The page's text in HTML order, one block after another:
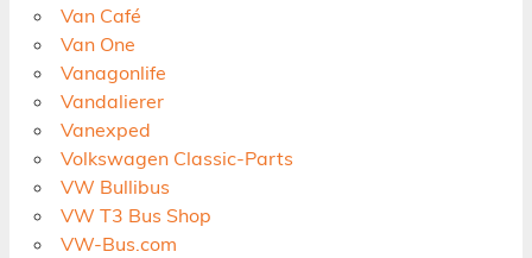
Van Café
Van One
Vanagonlife
Vandalierer
Vanexped
Volkswagen Classic-Parts
VW Bullibus
VW T3 Bus Shop
VW-Bus.com